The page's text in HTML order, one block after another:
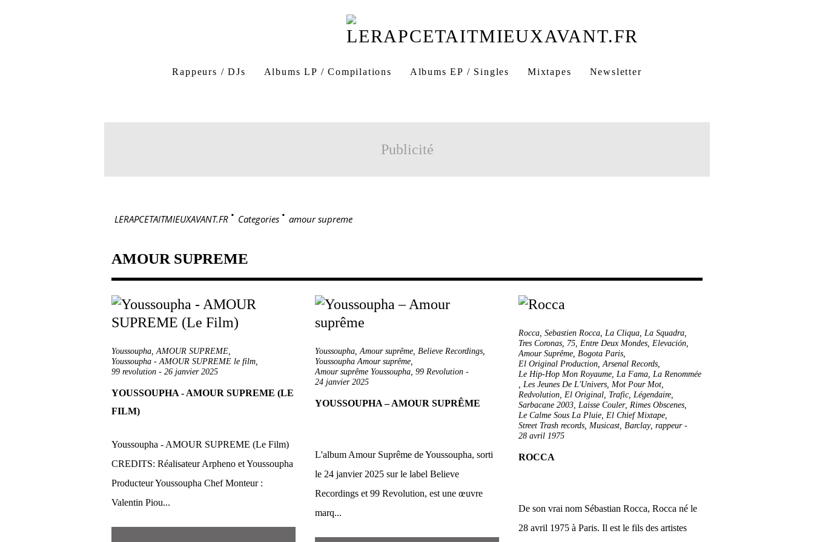
Rappeurs / DJs Albums LP / Compilations Albums EP / Singles Mixtapes Newsletter
Publicité
LERAPCETAITMIEUXAVANT.FR > Categories > amour supreme
AMOUR SUPREME
Youssoupha,AMOUR SUPREME,
Youssoupha - AMOUR SUPREME le film,
99 revolution - 26 janvier 2025
YOUSSOUPHA - AMOUR SUPREME (LE
FILM)
Youssoupha - AMOUR SUPREME (Le Film)
CREDITS: Réalisateur Arpheno et Youssoupha
Producteur Youssoupha Chef Monteur :
Valentin Piou...
Youssoupha,Amour suprême, Believe Recordings,
Youssoupha Amour suprême,
Amour suprême Youssoupha, 99 Revolution -
24 janvier 2025
YOUSSOUPHA – AMOUR SUPRÊME
L'album Amour Suprême de Youssoupha, sorti
le 24 janvier 2025 sur le label Believe
Recordings et 99 Revolution, est une œuvre
marq...
Rocca, Sebastien Rocca, La Cliqua, La Squadra,
Tres Coronas, 75, Entre Deux Mondes, Elevación,
Amour Suprême, Bogota Paris,
El Original Production,Arsenal Records,
Le Hip-Hop Mon Royaume, La Fama, La Renommée
, Les Jeunes De L'Univers, Mot Pour Mot,
Redvolution, El Original, Trafic, Légendaire,
Sarbacane 2003, Laisse Couler, Rimes Obscenes,
Le Calme Sous La Pluie, El Chief Mixtape,
Street Trash records, Musicast, Barclay, rappeur-
28 avril 1975
ROCCA
De son vrai nom Sébastian Rocca, Rocca né le
28 avril 1975 à Paris. Il est le fils des artistes